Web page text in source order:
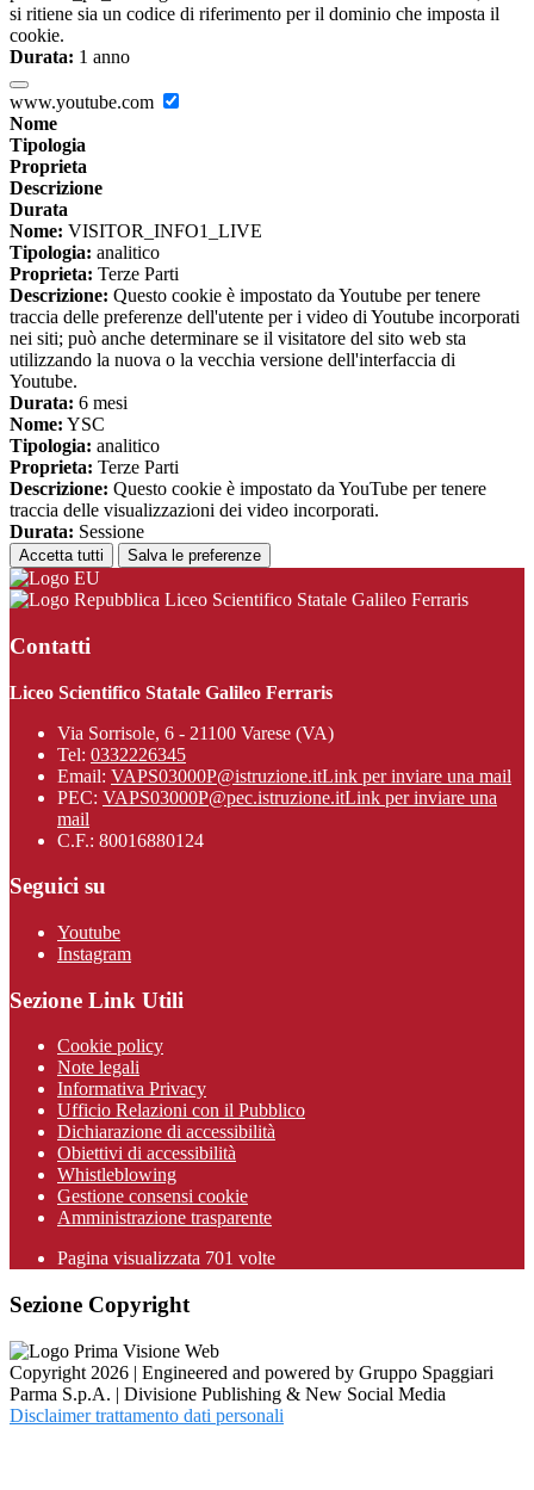
si ritiene sia un codice di riferimento per il dominio che imposta il
cookie.
Durata: 1 anno
www.youtube.com
Nome
Tipologia
Proprieta
Descrizione
Durata
Nome: VISITOR_INFO1_LIVE
Tipologia: analitico
Proprieta: Terze Parti
Descrizione: Questo cookie è impostato da Youtube per tenere
traccia delle preferenze dell'utente per i video di Youtube incorporati
nei siti; può anche determinare se il visitatore del sito web sta
utilizzando la nuova o la vecchia versione dell'interfaccia di
Youtube.
Durata: 6 mesi
Nome: YSC
Tipologia: analitico
Proprieta: Terze Parti
Descrizione: Questo cookie è impostato da YouTube per tenere
traccia delle visualizzazioni dei video incorporati.
Durata: Sessione
Accetta tutti Salva le preferenze
Liceo Scientifico Statale Galileo Ferraris
Contatti
Liceo Scientifico Statale Galileo Ferraris
Via Sorrisole, 6 - 21100 Varese (VA)
Tel: 0332226345
Email: VAPS03000P@istruzione.itLink per inviare una mail
PEC: VAPS03000P@pec.istruzione.itLink per inviare una
mail
C.F.: 80016880124
Seguici su
Youtube
Instagram
Sezione Link Utili
Cookie policy
Note legali
Informativa Privacy
Ufficio Relazioni con il Pubblico
Dichiarazione di accessibilità
Obiettivi di accessibilità
Whistleblowing
Gestione consensi cookie
Amministrazione trasparente
Pagina visualizzata 701 volte
Sezione Copyright
Copyright 2026 | Engineered and powered by Gruppo Spaggiari
Parma S.p.A. | Divisione Publishing & New Social Media
Disclaimer trattamento dati personali